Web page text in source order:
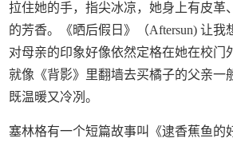
拉住她的手，指尖冰凉，她身上有皮革
的芳香。《晒后假日》（Aftersun) 让我
对母亲的印象好像依然定格在她在校门
就像《背影》里翻墙去买橘子的父亲一
既温暖又冷冽。
塞林格有一个短篇故事叫《逮香蕉鱼的